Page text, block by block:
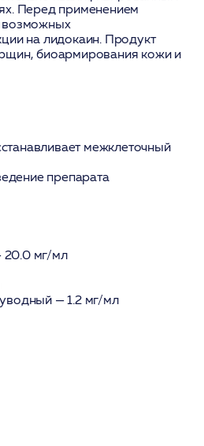
Перед применением
возможных
на лидокаин. Продукт
биоармирования кожи и
межклеточный
препарата
20.0 мг/мл
— 1.2 мг/мл